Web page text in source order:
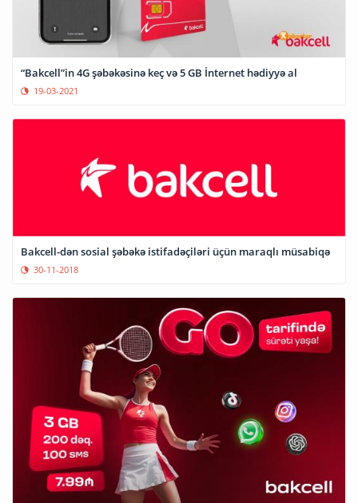
“Bakcell”in 4G şəbəkəsinə keç və 5 GB İnternet hədiyyə al
19-03-2021
Bakcell-dən sosial şəbəkə istifadəçiləri üçün maraqlı müsabiqə
30-11-2018